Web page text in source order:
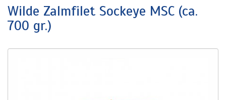
Wilde Zalmfilet Sockeye MSC (ca.
700 gr.)